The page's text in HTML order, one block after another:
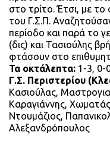
στο τρίτο. Έτσι, με το
του Γ.Σ.Π.
περίοδο και παρά το
(δις) και Τασιούλης
φτάσουν στο
Τα οκτάλεπτα: 1-3, 0-
Γ.Σ. Περιστερίου
Κασιούλας,
Καραγιάννης,
Ντουμάζιος,
Αλεξανδρόπουλος